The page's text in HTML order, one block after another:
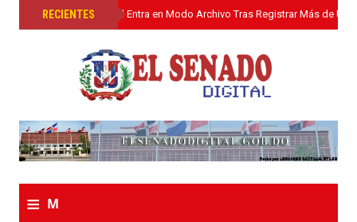
RECIENTES
»El Senado Digital Entra en Modo Archivo Tras Registrar Más de Un
≡ M